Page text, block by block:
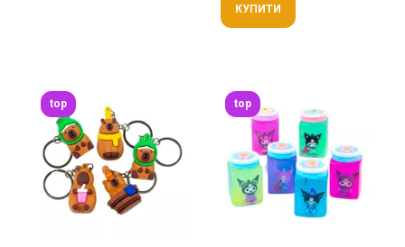
КУПИТИ
top top